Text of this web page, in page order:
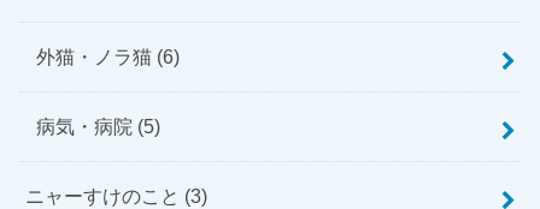
外猫・ノラ猫 (6)
病気・病院 (5)
ニャーすけのこと (3)